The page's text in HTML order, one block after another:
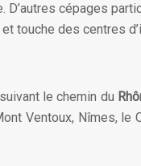
D’autres cépages
touche des centres
le chemin du
Ventoux, Nîmes, le